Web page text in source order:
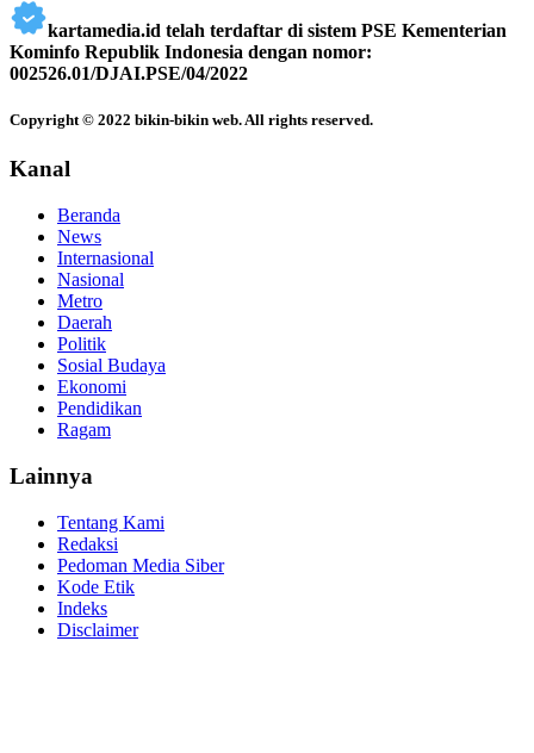
kartamedia.id telah terdaftar di sistem PSE Kementerian
Kominfo Republik Indonesia dengan nomor:
002526.01/DJAI.PSE/04/2022
Copyright © 2022 bikin-bikin web. All rights reserved.
Kanal
Beranda
News
Internasional
Nasional
Metro
Daerah
Politik
Sosial Budaya
Ekonomi
Pendidikan
Ragam
Lainnya
Tentang Kami
Redaksi
Pedoman Media Siber
Kode Etik
Indeks
Disclaimer